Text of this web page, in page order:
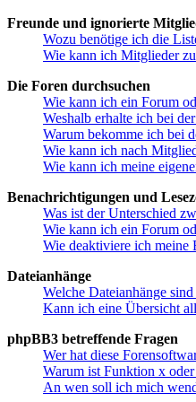
Freunde und ignorierte
Wozu benötige ich die
Wie kann ich Mitglieder
Die Foren durchsuchen
Wie kann ich ein Forum
Weshalb erhalte ich bei
Warum bekomme ich bei
Wie kann ich nach
Wie kann ich meine
Benachrichtigungen und
Was ist der Unterschied
Wie kann ich ein Forum
Wie deaktiviere ich meine
Dateianhänge
Welche Dateianhänge
Kann ich eine Übersicht
phpBB3 betreffende Fragen
Wer hat diese
Warum ist Funktion x
An wen soll ich mich